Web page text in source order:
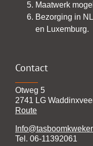
Maatwerk
Bezorging in
en Luxemburg.
Contact
Otweg 5
2741 LG
Route
Tel. 06-11392061